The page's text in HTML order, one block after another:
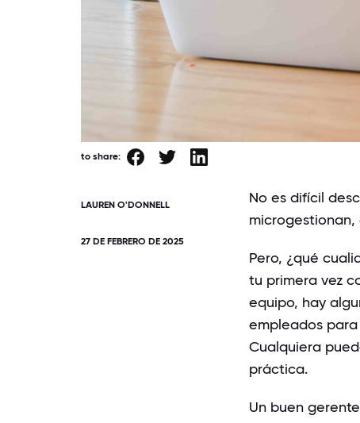
to share:
LAUREN O'DONNELL
27 DE FEBRERO DE 2025
No es difícil
Pero, ¿qué
tu primera vez
equipo, hay
empleados
Cualquiera
práctica.
Un buen